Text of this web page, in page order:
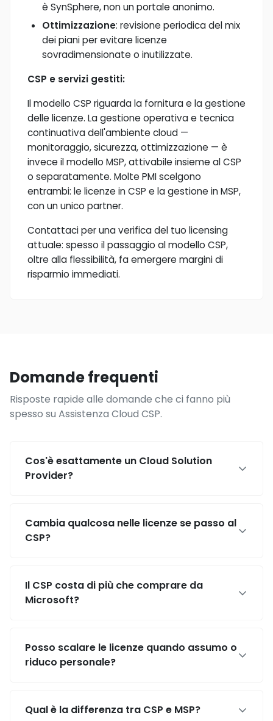
è SynSphere, non un portale anonimo.
Ottimizzazione: revisione periodica del mix
dei piani per evitare licenze
sovradimensionate o inutilizzate.
CSP e servizi gestiti:
Il modello CSP riguarda la fornitura e la gestione
delle licenze. La gestione operativa e tecnica
continuativa dell'ambiente cloud —
monitoraggio, sicurezza, ottimizzazione — è
invece il modello MSP, attivabile insieme al CSP
o separatamente. Molte PMI scelgono
entrambi: le licenze in CSP e la gestione in MSP,
con un unico partner.
Contattaci per una verifica del tuo licensing
attuale: spesso il passaggio al modello CSP,
oltre alla flessibilità, fa emergere margini di
risparmio immediati.
Domande frequenti
Risposte rapide alle domande che ci fanno più
spesso su Assistenza Cloud CSP.
Cos'è esattamente un Cloud Solution
Provider?
Cambia qualcosa nelle licenze se passo al
CSP?
Il CSP costa di più che comprare da
Microsoft?
Posso scalare le licenze quando assumo o
riduco personale?
Qual è la differenza tra CSP e MSP?